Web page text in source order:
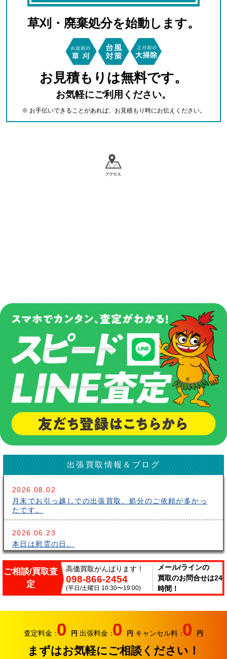
草刈・廃棄処分を始動します。
お見積もりは無料です。
お気軽にご利用ください。
※ お手伝いできることがあれば、お見積もり時にお伝えください。
出張買取情報＆ブログ
2026.08.02
月末でお引っ越しでの出張買取、処分のご依頼が多かっ
たです。
2026.06.23
本日は慰霊の日。
2026.06.14
こんにちはサークルです。梅雨が長いですね～。雨の中
出張買取頑張ってます。
2026.06.07
り強化中です。
2026.05.17
ご相談/買取査
定
高価買取がんばります！
098-866-2454
(平日/土曜日 10:30〜19:00)
メール/ラインの
買取のお問合せは24
時間！
査定料金：0 円 出張料金：0 円 キャンセル料：0 円
まずはお気軽にご相談ください！